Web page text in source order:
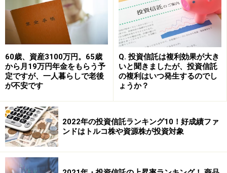
では、順を追って見てみましょう。まずは売却益から計
算してみます。
＜手順1＞売却時の受取額をもとめる
始めに売却時の受取額を、次の式でもとめます。
・売却時の受取額＝（売却時の基準価額－信託財産留保
額）×保有口数÷10,000口
Ａさんの保有する投資信託が売却時に0.5％の信託財産留
60歳、資産3100万円。65歳
から月19万円年金をもらう予
定ですが、一人暮らしで老後
が不安です
Q. 投資信託は複利効果が大き
いと聞きましたが、投資信託
の複利はいつ発生するのでし
ょうか？
2022年の投資信託ランキング10！好成績ファ
ンドはトルコ株や資源株が投資対象